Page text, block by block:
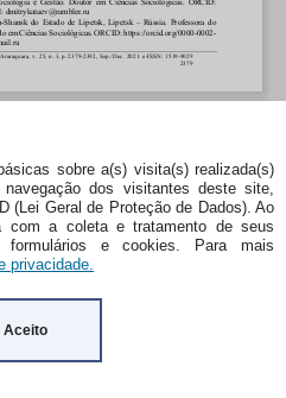
sobre a(s) visita(s) realizada(s)
dos visitantes deste site,
(Lei Geral de Proteção de Dados). Ao
com a coleta e tratamento de seus
e cookies. Para mais
privacidade.
Aceito